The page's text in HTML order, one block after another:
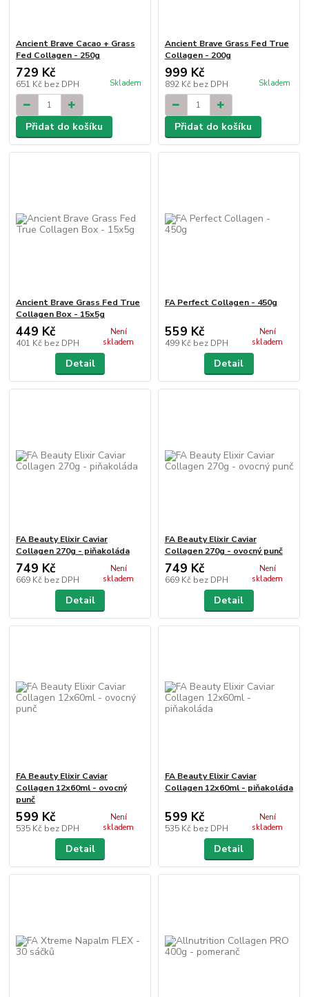
Ancient Brave Cacao + Grass
Fed Collagen - 250g
729 Kč
651 Kč bez DPH Skladem
Přidat do košíku
Ancient Brave Grass Fed True
Collagen - 200g
999 Kč
892 Kč bez DPH Skladem
Přidat do košíku
Ancient Brave Grass Fed True
Collagen Box - 15x5g
449 Kč
401 Kč bez DPH
Není
skladem
Detail
FA Perfect Collagen - 450g
559 Kč
499 Kč bez DPH
Není
skladem
Detail
FA Beauty Elixir Caviar
Collagen 270g - piňakoláda
749 Kč
669 Kč bez DPH
Není
skladem
Detail
FA Beauty Elixir Caviar
Collagen 270g - ovocný punč
749 Kč
669 Kč bez DPH
Není
skladem
Detail
FA Beauty Elixir Caviar
Collagen 12x60ml - ovocný
punč
599 Kč
535 Kč bez DPH
Není
skladem
Detail
FA Beauty Elixir Caviar
Collagen 12x60ml - piňakoláda
599 Kč
535 Kč bez DPH
Není
skladem
Detail